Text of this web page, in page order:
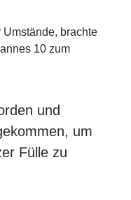
brachte
10 zum
und
um
Fülle zu